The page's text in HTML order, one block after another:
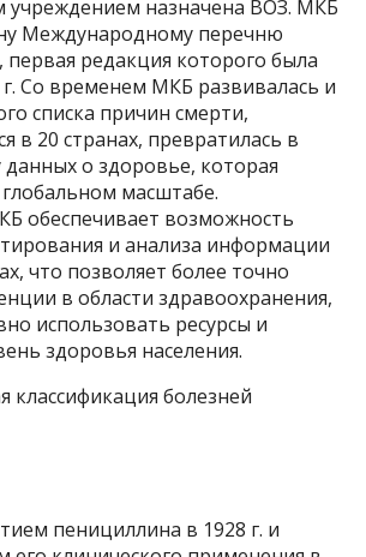
учреждением назначена ВОЗ. МКБ
Международному перечню
редакция которого была
г. Со временем МКБ развивалась и
списка причин смерти,
в 20 странах, превратилась в
о здоровье, которая
глобальном масштабе.
обеспечивает возможность
и анализа информации
что позволяет более точно
в области здравоохранения,
использовать ресурсы и
здоровья населения.
классификация болезней
пенициллина в 1928 г. и